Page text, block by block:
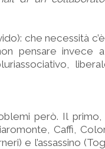
che necessità
pensare invece
però. Il
Caffi,
e l’assassino